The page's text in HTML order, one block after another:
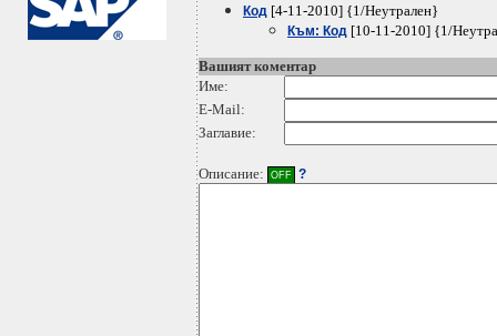
Код [4-11-2010] {1/Неутрален}
Към: Код [10-11-2010] {1/
Вашият коментар
Име:
E-Mail:
Заглавие:
Описание: OFF ?